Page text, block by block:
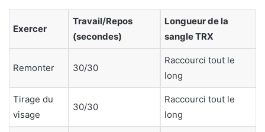
Exercer
Travail/Repos
(secondes)
Longueur de la
sangle TRX
Remonter 30/30
Raccourci tout le
long
Tirage du
visage
30/30
Raccourci tout le
long